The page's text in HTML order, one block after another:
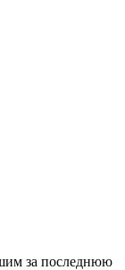
за последнюю